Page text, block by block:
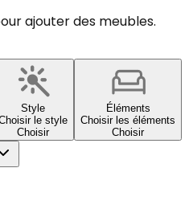
ajouter des meubles.
Style
le style
Choisir
Éléments
Choisir les éléments
Choisir